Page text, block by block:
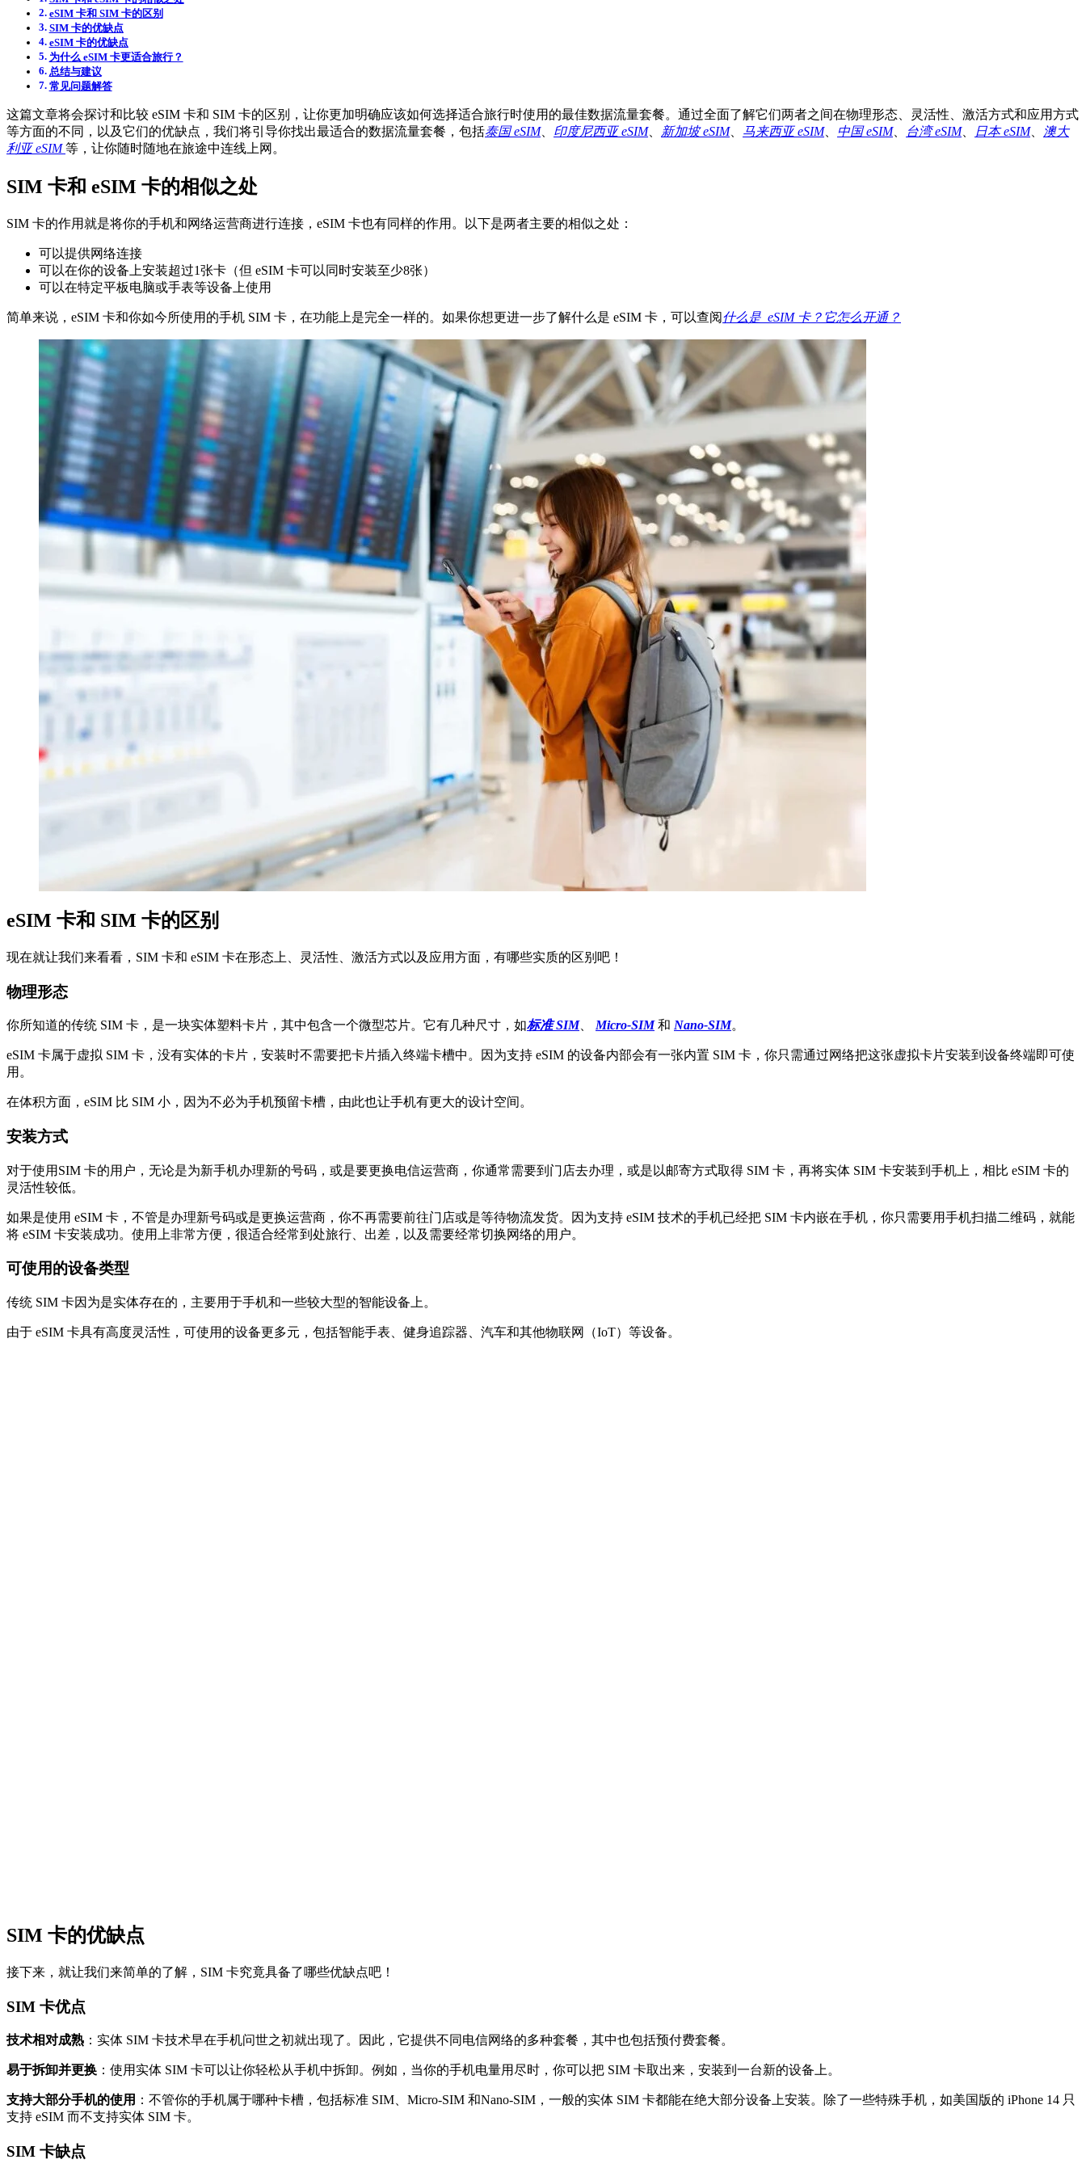
eSIM 卡和 SIM 卡的区别
SIM 卡的优缺点
eSIM 卡的优缺点
为什么 eSIM 卡更适合旅行？
总结与建议
常见问题解答
这篇文章将会探讨和比较 eSIM 卡和 SIM 卡的区别，让你更加明确应该如何选择适合旅行时使用的最佳数据流量套餐。通过全面了解它们两者之间在物理形态、灵活性、激活方式和应用方式
等方面的不同，以及它们的优缺点，我们将引导你找出最适合的数据流量套餐，包括泰国 eSIM、 印度尼西亚 eSIM、 新加坡 eSIM、 马来西亚 eSIM、 中国 eSIM、 台湾 eSIM、 日本 eSIM、
澳大
利亚 eSIM等，让你随时随地在旅途中连线上网。
SIM 卡和 eSIM 卡的相似之处
SIM 卡的作用就是将你的手机和网络运营商进行连接，eSIM 卡也有同样的作用。以下是两者主要的相似之处：
可以提供网络连接
可以在你的设备上安装超过1张卡（但 eSIM 卡可以同时安装至少8张）
可以在特定平板电脑或手表等设备上使用
简单来说，eSIM 卡和你如今所使用的手机 SIM 卡，在功能上是完全一样的。如果你想更进一步了解什么是 eSIM 卡，可以查阅什么是 eSIM 卡？它怎么开通？
eSIM 卡和 SIM 卡的区别
现在就让我们来看看，SIM 卡和 eSIM 卡在形态上、灵活性、激活方式以及应用方面，有哪些实质的区别吧！
物理形态
你所知道的传统 SIM 卡，是一块实体塑料卡片，其中包含一个微型芯片。它有几种尺寸，如标准 SIM、 Micro-SIM 和 Nano-SIM。
eSIM 卡属于虚拟 SIM 卡，没有实体的卡片，安装时不需要把卡片插入终端卡槽中。因为支持 eSIM 的设备内部会有一张内置 SIM 卡，你只需通过网络把这张虚拟卡片安装到设备终端即可使
用。
在体积方面，eSIM 比 SIM 小，因为不必为手机预留卡槽，由此也让手机有更大的设计空间。
安装方式
对于使用SIM 卡的用户，无论是为新手机办理新的号码，或是要更换电信运营商，你通常需要到门店去办理，或是以邮寄方式取得 SIM 卡，再将实体 SIM 卡安装到手机上，相比 eSIM 卡的
灵活性较低。
如果是使用 eSIM 卡，不管是办理新号码或是更换运营商，你不再需要前往门店或是等待物流发货。因为支持 eSIM 技术的手机已经把 SIM 卡内嵌在手机，你只需要用手机扫描二维码，就能
将 eSIM 卡安装成功。使用上非常方便，很适合经常到处旅行、出差，以及需要经常切换网络的用户。
可使用的设备类型
传统 SIM 卡因为是实体存在的，主要用于手机和一些较大型的智能设备上。
由于 eSIM 卡具有高度灵活性，可使用的设备更多元，包括智能手表、健身追踪器、汽车和其他物联网（IoT）等设备。
SIM 卡的优缺点
接下来，就让我们来简单的了解，SIM 卡究竟具备了哪些优缺点吧！
SIM 卡优点
技术相对成熟 ：实体 SIM 卡技术早在手机问世之初就出现了。因此，它提供不同电信网络的多种套餐，其中也包括预付费套餐。
易于拆卸并更换 ：使用实体 SIM 卡可以让你轻松从手机中拆卸。例如，当你的手机电量用尽时，你可以把 SIM 卡取出来，安装到一台新的设备上。
支持大部分手机的使用 ：不管你的手机属于哪种卡槽，包括标准 SIM、Micro-SIM 和Nano-SIM，一般的实体 SIM 卡都能在绝大部分设备上安装。除了一些特殊手机，如美国版的 iPhone 14 只
支持 eSIM 而不支持实体 SIM 卡。
SIM 卡缺点